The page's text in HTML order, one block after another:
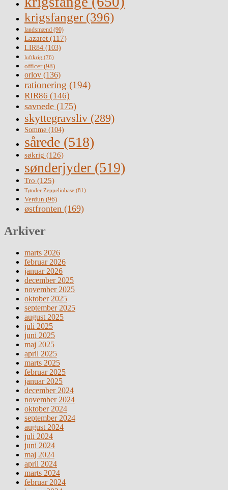
krigsfanger (396)
landsmænd (90)
Lazaret (117)
LIR84 (103)
luftkrig (76)
officer(98)
orlov (136)
rationering (194)
RIR86 (146)
savnede (175)
skyttegravsliv (289)
Somme (104)
sårede (518)
søkrig (126)
sønderjyder (519)
Tro (125)
Tønder Zeppelinbase (81)
Verdun (96)
østfronten (169)
Arkiver
marts 2026
februar 2026
januar 2026
december 2025
november 2025
oktober 2025
september 2025
august 2025
juli 2025
juni 2025
maj 2025
april 2025
marts 2025
februar 2025
januar 2025
december 2024
november 2024
oktober 2024
september 2024
august 2024
juli 2024
juni 2024
maj 2024
april 2024
marts 2024
februar 2024